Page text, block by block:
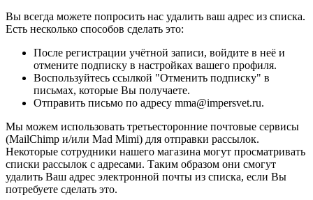
Вы всегда можете попросить нас удалить ваш адрес из списка.
Есть несколько способов сделать это:
После регистрации учётной записи, войдите в неё и
отмените подписку в настройках вашего профиля.
Воспользуйтесь ссылкой "Отменить подписку" в
письмах, которые Вы получаете.
Отправить письмо по адресу mma@impersvet.ru.
Мы можем использовать третьесторонние почтовые сервисы
(MailChimp и/или Mad Mimi) для отправки рассылок.
Некоторые сотрудники нашего магазина могут просматривать
списки рассылок с адресами. Таким образом они смогут
удалить Ваш адрес электронной почты из списка, если Вы
потребуете сделать это.